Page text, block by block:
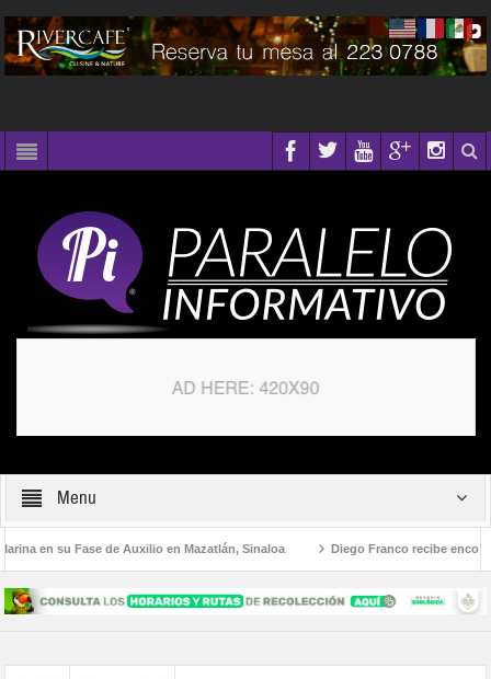
Menu
en su Fase de Auxilio en Mazatlán, Sinaloa Diego Franco recibe
Educativa al Estilo Jalisco Buscan a Violeta y Melissa; viajaron a Puerto